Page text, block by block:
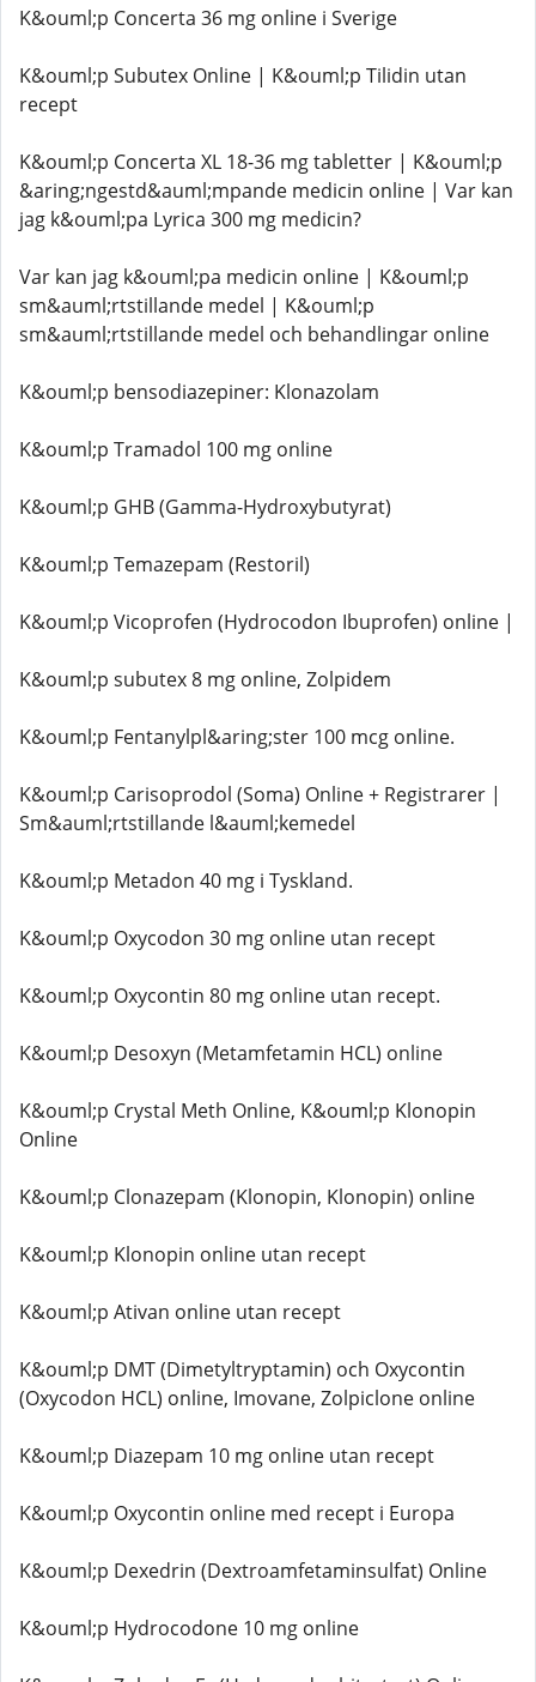
K&ouml;p Concerta 36 mg online i Sverige
K&ouml;p Subutex Online | K&ouml;p Tilidin utan
recept
K&ouml;p Concerta XL 18-36 mg tabletter | K&ouml;p
&aring;ngestd&auml;mpande medicin online | Var kan
jag k&ouml;pa Lyrica 300 mg medicin?
Var kan jag k&ouml;pa medicin online | K&ouml;p
sm&auml;rtstillande medel | K&ouml;p
sm&auml;rtstillande medel och behandlingar online
K&ouml;p bensodiazepiner: Klonazolam
K&ouml;p Tramadol 100 mg online
K&ouml;p GHB (Gamma-Hydroxybutyrat)
K&ouml;p Temazepam (Restoril)
K&ouml;p Vicoprofen (Hydrocodon Ibuprofen) online |
K&ouml;p subutex 8 mg online, Zolpidem
K&ouml;p Fentanylpl&aring;ster 100 mcg online.
K&ouml;p Carisoprodol (Soma) Online + Registrarer |
Sm&auml;rtstillande l&auml;kemedel
K&ouml;p Metadon 40 mg i Tyskland.
K&ouml;p Oxycodon 30 mg online utan recept
K&ouml;p Oxycontin 80 mg online utan recept.
K&ouml;p Desoxyn (Metamfetamin HCL) online
K&ouml;p Crystal Meth Online, K&ouml;p Klonopin
Online
K&ouml;p Clonazepam (Klonopin, Klonopin) online
K&ouml;p Klonopin online utan recept
K&ouml;p Ativan online utan recept
K&ouml;p DMT (Dimetyltryptamin) och Oxycontin
(Oxycodon HCL) online, Imovane, Zolpiclone online
K&ouml;p Diazepam 10 mg online utan recept
K&ouml;p Oxycontin online med recept i Europa
K&ouml;p Dexedrin (Dextroamfetaminsulfat) Online
K&ouml;p Hydrocodone 10 mg online